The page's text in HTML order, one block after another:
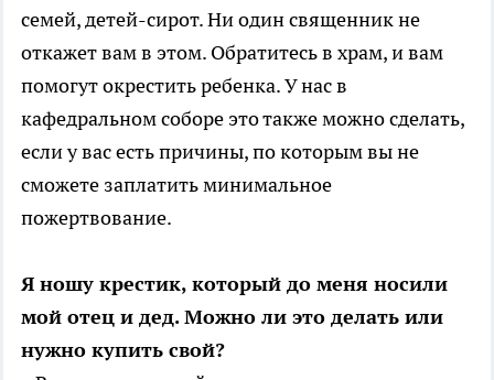
семей, детей-сирот. Ни один священник не
откажет вам в этом. Обратитесь в храм, и вам
помогут окрестить ребенка. У нас в
кафедральном соборе это также можно сделать,
если у вас есть причины, по которым вы не
сможете заплатить минимальное
пожертвование.
Я ношу крестик, который до меня носили
мой отец и дед. Можно ли это делать или
нужно купить свой?